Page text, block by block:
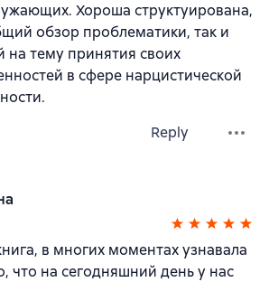
Хороша структуирована,
обзор проблематики, так и
на тему принятия своих
в сфере нарцистической
Reply
в многих моментах узнавала
что на сегодняшний день у нас